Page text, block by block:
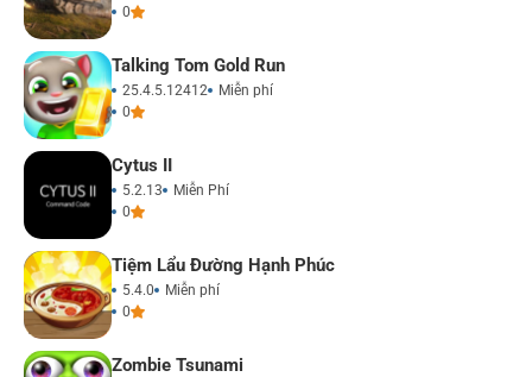
0
Talking Tom Gold Run
25.4.5.12412
Miễn phí
0
Cytus II
5.2.13
Miễn Phí
0
Tiệm Lẩu Đường Hạnh Phúc
5.4.0
Miễn phí
0
Zombie Tsunami